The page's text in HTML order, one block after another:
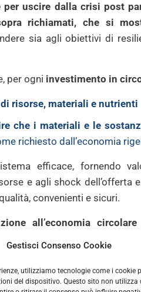
Gestisci Consenso Cookie
utilizziamo tecnologie come i cookie
del dispositivo. Questo sito non utilizza
per uscire dalla crisi post
richiamati, che si
sia agli obiettivi di
per ogni investimento in
risorse, materiali e nutrienti
che i materiali e le
richiesto dall’economia
efficace, fornendo
e agli shock dell’offerta
convenienti e sicuri.
all’economia
circolare prevede un
la produzione di rifiuti
nella pubblicazione si
basata sul